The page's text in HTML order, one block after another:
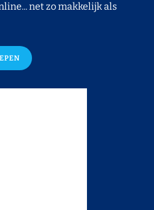
net zo makkelijk als